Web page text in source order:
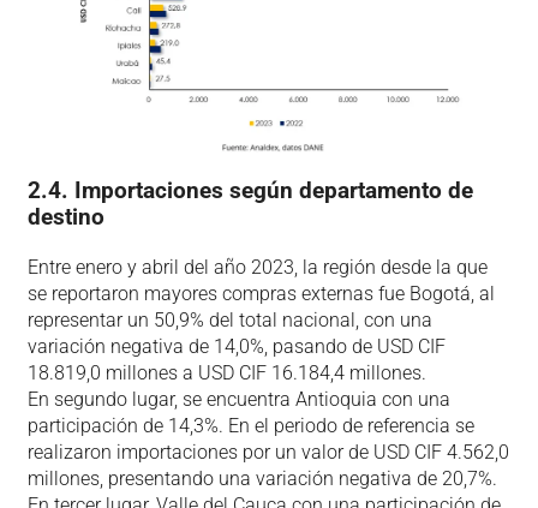
2.4. Importaciones según departamento de
destino
Entre enero y abril del año 2023, la región desde la que
se reportaron mayores compras externas fue Bogotá, al
representar un 50,9% del total nacional, con una
variación negativa de 14,0%, pasando de USD CIF
18.819,0 millones a USD CIF 16.184,4 millones.
En segundo lugar, se encuentra Antioquia con una
participación de 14,3%. En el periodo de referencia se
realizaron importaciones por un valor de USD CIF 4.562,0
millones, presentando una variación negativa de 20,7%.